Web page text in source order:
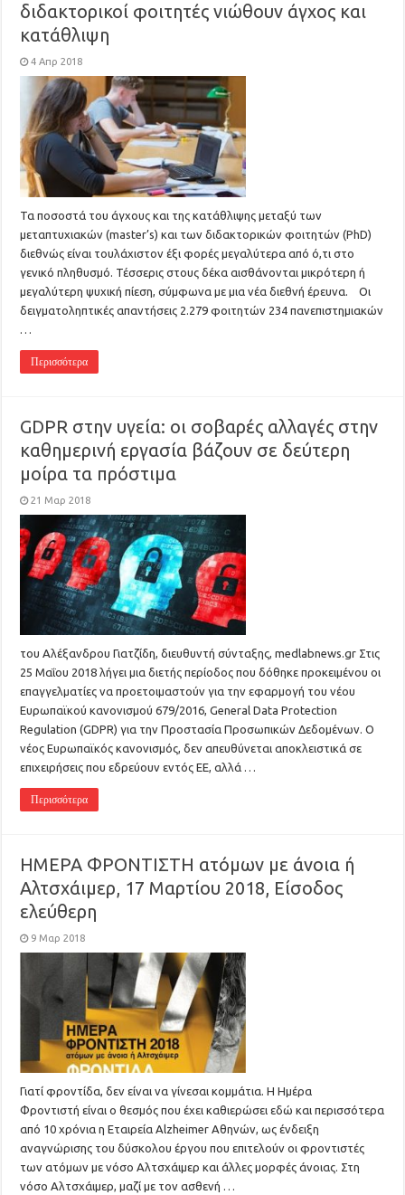
διδακτορικοί φοιτητές νιώθουν άγχος και
κατάθλιψη
4 Απρ 2018
Τα ποσοστά του άγχους και της κατάθλιψης μεταξύ των
μεταπτυχιακών (master’s) και των διδακτορικών φοιτητών (PhD)
διεθνώς είναι τουλάχιστον έξι φορές μεγαλύτερα από ό,τι στο
γενικό πληθυσμό. Τέσσερις στους δέκα αισθάνονται μικρότερη ή
μεγαλύτερη ψυχική πίεση, σύμφωνα με μια νέα διεθνή έρευνα. Οι
δειγματοληπτικές απαντήσεις 2.279 φοιτητών 234 πανεπιστημιακών
Περισσότερα
GDPR στην υγεία: οι σοβαρές αλλαγές στην
καθημερινή εργασία βάζουν σε δεύτερη
μοίρα τα πρόστιμα
21 Μαρ 2018
του Αλέξανδρου Γιατζίδη, διευθυντή σύνταξης, medlabnews.gr Στις
25 Μαΐου 2018 λήγει μια διετής περίοδος που δόθηκε προκειμένου οι
επαγγελματίες να προετοιμαστούν για την εφαρμογή του νέου
Ευρωπαϊκού κανονισμού 679/2016, General Data Protection
Regulation (GDPR) για την Προστασία Προσωπικών Δεδομένων. Ο
νέος Ευρωπαϊκός κανονισμός, δεν απευθύνεται αποκλειστικά σε
επιχειρήσεις που εδρεύουν εντός ΕΕ, αλλά …
Περισσότερα
ΗΜΕΡΑ ΦΡΟΝΤΙΣΤΗ ατόμων με άνοια ή
Αλτσχάιμερ, 17 Μαρτίου 2018, Είσοδος
ελεύθερη
9 Μαρ 2018
Γιατί φροντίδα, δεν είναι να γίνεσαι κομμάτια. Η Ημέρα
Φροντιστή είναι o θεσμός που έχει καθιερώσει εδώ και περισσότερα
από 10 χρόνια η Εταιρεία Alzheimer Αθηνών, ως ένδειξη
αναγνώρισης του δύσκολου έργου που επιτελούν οι φροντιστές
των ατόμων με νόσο Αλτσχάιμερ και άλλες μορφές άνοιας. Στη
νόσο Αλτσχάιμερ, μαζί με τον ασθενή …